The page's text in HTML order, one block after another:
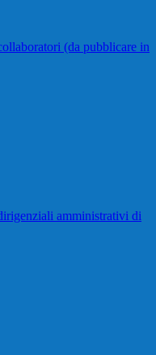
(da pubblicare in
amministrativi di